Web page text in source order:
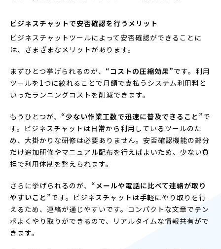
ビジネスチャットで安否確認を行うメリット
ビジネスチャットツールによって安否確認ができることに
は、さまざまなメリットがあります。
まずひとつ挙げられるのが、 “コストの圧縮効果”です。利用
ツールを1つに絞れることで月額で支払うシステム利用料と
いったランニングコストを削減できます。
もうひとつが、 “少ない作業工数で迅速に普及できること”で
す。ビジネスチャットは日常から利用しているツールのた
め、大掛かりな研修は必要ありません。安否確認機能の部分
だけ追加研修やマニュアル配布を行えばよいため、少ない負
担で利用体制を整えられます。
さらに挙げられるのが、 “メールや電話に比べて連絡が取り
やすいこと”です。ビジネスチャットは手軽にやり取りを行
えるため、連絡が通じやすいです。コンパクトな文章でテン
ポよくやり取りができるので、リアルタイムな情報共有がで
きます。